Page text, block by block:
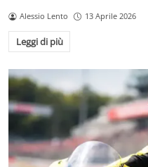
Alessio Lento 13 Aprile 2026
Leggi di più